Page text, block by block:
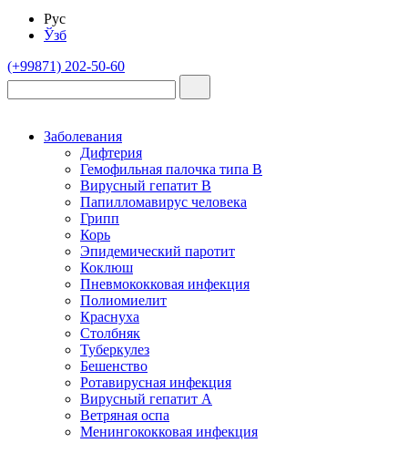
Рус
Ўзб
(+99871) 202-50-60
Заболевания
Дифтерия
Гемофильная палочка типа B
Вирусный гепатит В
Папилломавирус человека
Грипп
Корь
Эпидемический паротит
Коклюш
Пневмококковая инфекция
Полиомиелит
Краснуха
Столбняк
Туберкулез
Бешенство
Ротавирусная инфекция
Вирусный гепатит А
Ветряная оспа
Менингококковая инфекция